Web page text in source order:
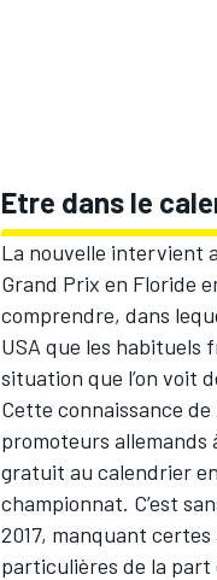
Etre dans le
La nouvelle intervient
Grand Prix en Floride
comprendre, dans
USA que les habituels
situation que l’on voit
Cette connaissance
promoteurs allemands
gratuit au calendrier
championnat. C’est
2017, manquant
particulières de la part